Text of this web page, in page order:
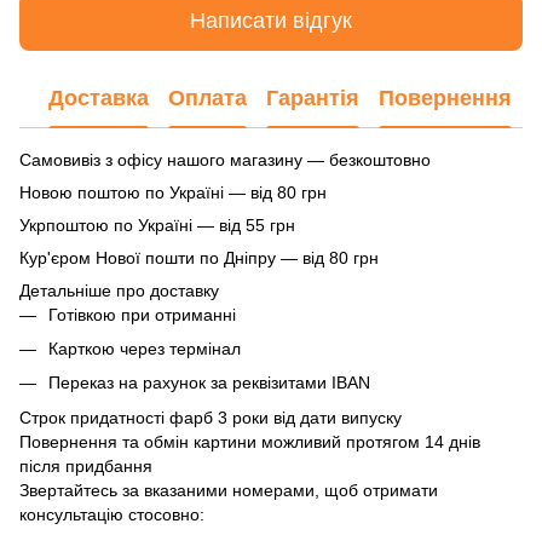
Написати відгук
Доставка Оплата Гарантія Повернення
Самовивіз з офісу нашого магазину — безкоштовно
Новою поштою по Україні — від 80 грн
Укрпоштою по Україні — від 55 грн
Кур'єром Нової пошти по Дніпру — від 80 грн
Детальніше про доставку
Готівкою при отриманні
Карткою через термінал
Переказ на рахунок за реквізитами IBAN
Строк придатності фарб 3 роки від дати випуску
Повернення та обмін картини можливий протягом 14 днів
після придбання
Звертайтесь за вказаними номерами, щоб отримати
консультацію стосовно: